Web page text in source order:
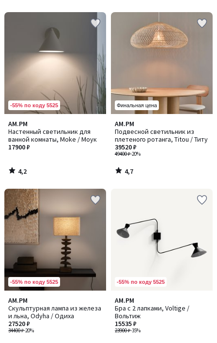
-55% по коду 5525
AM.PM
Настенный светильник для
ванной комнаты, Moke / Моук
17900 ₽
4,2
/ 5
4,2
/
Финальная цена
AM.PM
Подвесной светильник из
плетеного ротанга, Titou / Титу
49400 ₽-20%
39520 ₽
4,7
/ 5
4,7
/
-55% по коду 5525
AM.PM
Скульптурная лампа из железа
и льна, Odyha / Одиха
34400 ₽-20%
27520 ₽
4,8
/ 5
-55% по коду 5525
AM.PM
Бра с 2 лапками, Voltige /
Вольтиж
23900 ₽-35%
15535 ₽
4,3
/ 5